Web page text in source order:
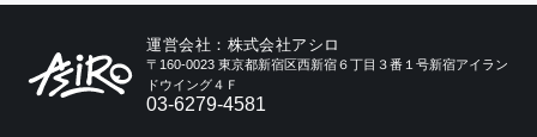
運営会社：株式会社アシロ
〒160-0023 東京都新宿区西新宿６丁目３番１号新宿アイラン
ドウイング４Ｆ
03-6279-4581